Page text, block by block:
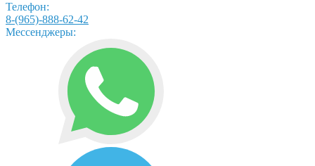
Телефон:
8-(965)-888-62-42
Мессенджеры: